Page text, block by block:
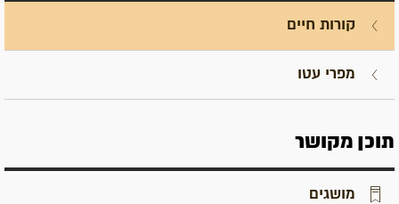
קורות חיים
מפרי עטו
תוכן מקושר
מושגים